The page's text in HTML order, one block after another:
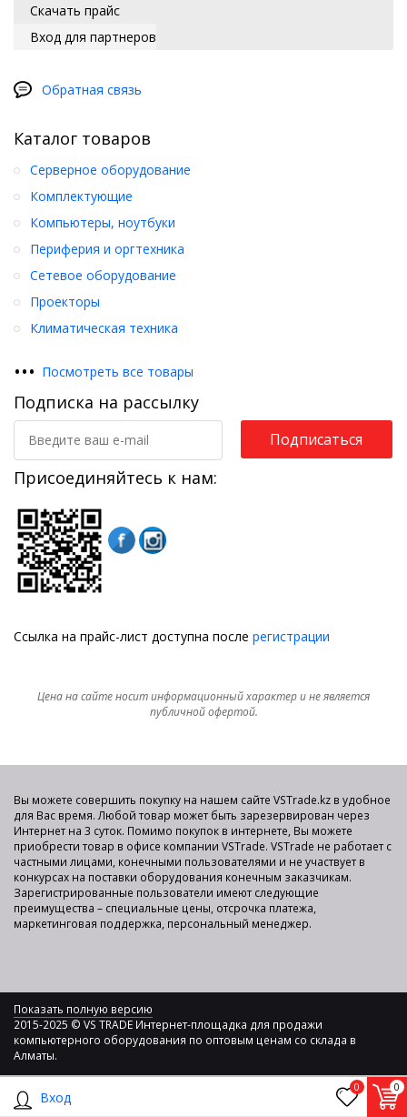
Вход
0 0
Скачать прайс
Вход для партнеров
Обратная связь
Каталог товаров
Серверное оборудование
Комплектующие
Компьютеры, ноутбуки
Периферия и оргтехника
Сетевое оборудование
Проекторы
Климатическая техника
••• Посмотреть все товары
Подписка на рассылку
Подписаться
Присоединяйтесь к нам:
Ссылка на прайс-лист доступна после регистрации
Цена на сайте носит информационный характер и не является
публичной офертой.
Вы можете совершить покупку на нашем сайте VSTrade.kz в удобное
для Вас время. Любой товар может быть зарезервирован через
Интернет на 3 суток. Помимо покупок в интернете, Вы можете
приобрести товар в офисе компании VSTrade. VSTrade не работает с
частными лицами, конечными пользователями и не участвует в
конкурсах на поставки оборудования конечным заказчикам.
Зарегистрированные пользователи имеют следующие
преимущества – специальные цены, отсрочка платежа,
маркетинговая поддержка, персональный менеджер.
Показать полную версию
2015-2025 © VS TRADE Интернет-площадка для продажи
компьютерного оборудования по оптовым ценам со склада в
Алматы.